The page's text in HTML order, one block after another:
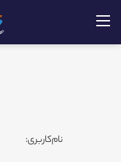
نام‌کاربری: